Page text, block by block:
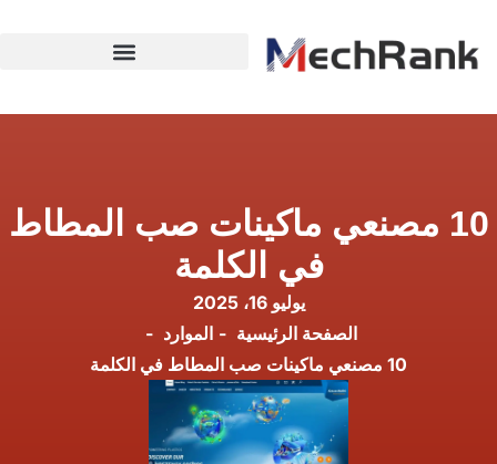
10 مصنعي ماكينات صب المطاط
في الكلمة
يوليو 16، 2025
الصفحة الرئيسية
الموارد
10 مصنعي ماكينات صب المطاط في الكلمة